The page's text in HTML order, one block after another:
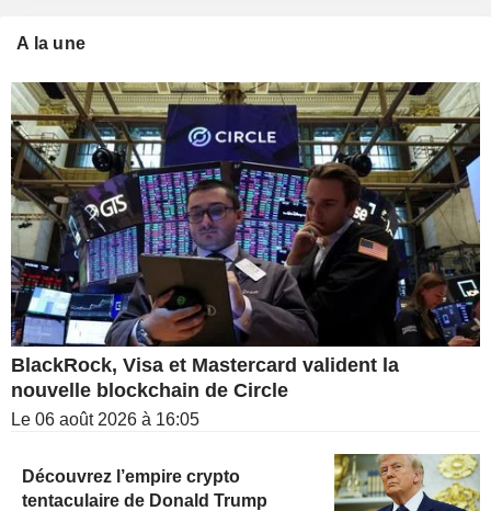
A la une
BlackRock, Visa et Mastercard valident la
nouvelle blockchain de Circle
Le 06 août 2026 à 16:05
Découvrez l’empire crypto
tentaculaire de Donald Trump